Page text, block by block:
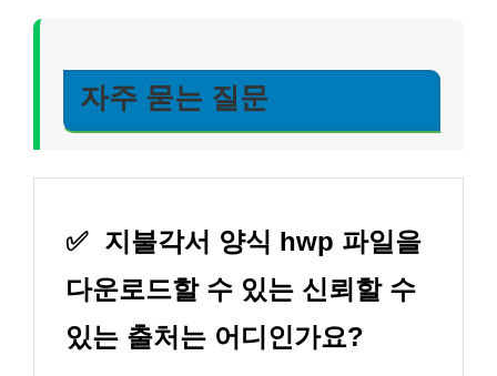
자주 묻는 질문
✅ 지불각서 양식 hwp 파일을
다운로드할 수 있는 신뢰할 수
있는 출처는 어디인가요?